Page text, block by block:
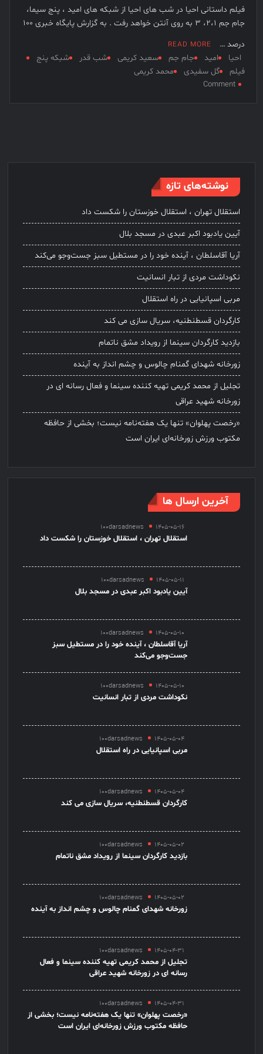
فیلم های نوروزی به توفیق دست پیدا نکردند
فیلم داستانی احیا در شب های احیا از شبکه های امید ، پنج سیما،
جام جم ۲،۱، ۳ به روی آنتن خواهد رفت . به گزارش پایگاه خبری 100
درصد …
READ MORE
احیا امید جام جم سعید کریمی شب قدر
شبکه پنج
فیلم
گل سفیدی محمد کریمی
Comment
امید
نوشته‌های تازه
استقلال تهران ، استقلال خوزستان را شکست داد
آیین یادبود اکبر عبدی در مسجد بلال
آریا آقاسلطان ، آینده خود را در مستطیل سبز جست‌وجو می‌کند
نکوداشت مردی از تبار انسانیت
مربی اسپانیایی در راه استقلال
کارگردان قسطنطنیه، سریال سازی می کند
بازدید کارگردان سینما از رویداد مشق ناتمام
زورخانه شهدای گمنام چالوس و چشم انداز به آینده
تجلیل از محمد کریمی تهیه کننده سینما و فعال رسانه ای در
زورخانه شهید عراقی
«رخصت پهلوان» تنها یک هفته‌نامه نیست؛ بخشی از حافظه
مکتوب ورزش زورخانه‌ای ایران است
آخرین ارسال ها
100darsadnews 1405-05-16
استقلال تهران ، استقلال خوزستان را شکست داد
100darsadnews 1405-05-11
آیین یادبود اکبر عبدی در مسجد بلال
100darsadnews 1405-05-10
آریا آقاسلطان ، آینده خود را در مستطیل سبز
جست‌وجو می‌کند
100darsadnews 1405-05-10
نکوداشت مردی از تبار انسانیت
100darsadnews 1405-05-04
مربی اسپانیایی در راه استقلال
100darsadnews 1405-05-04
کارگردان قسطنطنیه، سریال سازی می کند
100darsadnews 1405-05-02
بازدید کارگردان سینما از رویداد مشق ناتمام
100darsadnews 1405-05-02
زورخانه شهدای گمنام چالوس و چشم انداز به آینده
100darsadnews 1405-04-31
تجلیل از محمد کریمی تهیه کننده سینما و فعال
رسانه ای در زورخانه شهید عراقی
100darsadnews 1405-04-31
«رخصت پهلوان» تنها یک هفته‌نامه نیست؛ بخشی از
حافظه مکتوب ورزش زورخانه‌ای ایران است